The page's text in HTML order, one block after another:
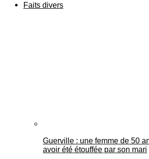
Faits divers
Guerville : une femme de 50
avoir été étouffée par son mari